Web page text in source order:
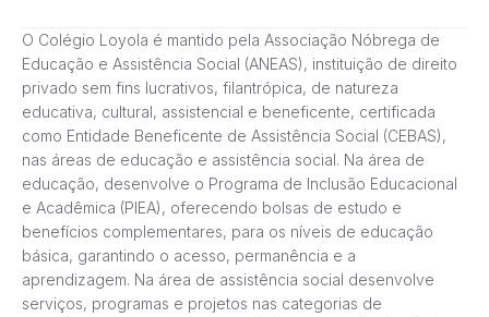
O Colégio Loyola é mantido pela Associação Nóbrega de
Educação e Assistência Social (ANEAS), instituição de direito
privado sem fins lucrativos, filantrópica, de natureza
educativa, cultural, assistencial e beneficente, certificada
como Entidade Beneficente de Assistência Social (CEBAS),
nas áreas de educação e assistência social. Na área de
educação, desenvolve o Programa de Inclusão Educacional
e Acadêmica (PIEA), oferecendo bolsas de estudo e
benefícios complementares, para os níveis de educação
básica, garantindo o acesso, permanência e a
aprendizagem. Na área de assistência social desenvolve
serviços, programas e projetos nas categorias de